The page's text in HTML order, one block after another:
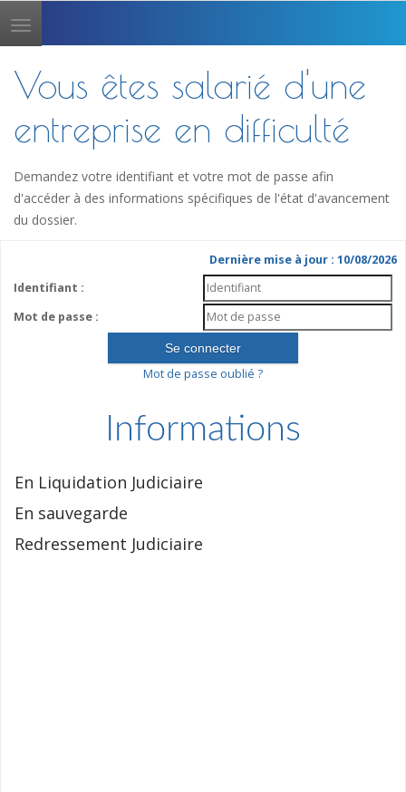
Toggle
navigation
Vous êtes salarié d'une
entreprise en difficulté
Demandez votre identifiant et votre mot de passe afin
d'accéder à des informations spécifiques de l'état d'avancement
du dossier.
Dernière mise à jour : 10/08/2026
Identifiant :
Mot de passe :
Mot de passe oublié ?
Informations
En Liquidation Judiciaire
En sauvegarde
Redressement Judiciaire